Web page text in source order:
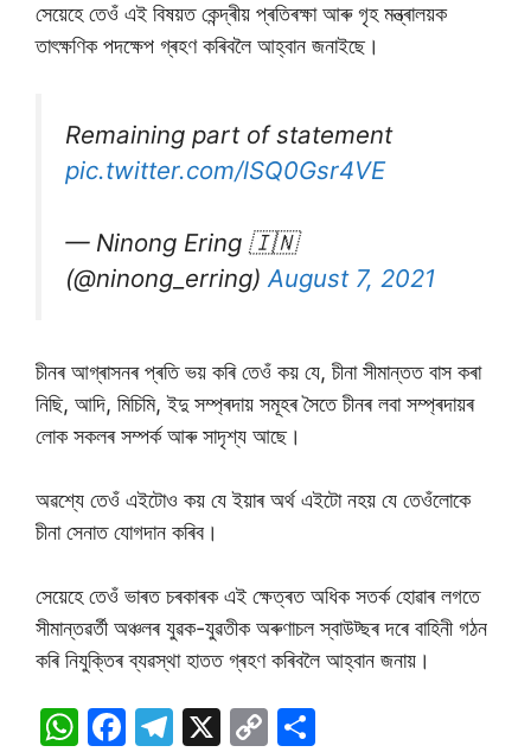
সেয়েহে তেওঁ এই বিষয়ত কেন্দ্ৰীয় প্ৰতিৰক্ষা আৰু গৃহ মন্ত্ৰালয়ক
তাৎক্ষণিক পদক্ষেপ গ্ৰহণ কৰিবলৈ আহ্বান জনাইছে।
Remaining part of statement
pic.twitter.com/lSQ0Gsr4VE
— Ninong Ering 🇮🇳
(@ninong_erring) August 7, 2021
চীনৰ আগ্ৰাসনৰ প্ৰতি ভয় কৰি তেওঁ কয় যে, চীনা সীমান্তত বাস কৰা
নিছি, আদি, মিচিমি, ইদু সম্প্ৰদায় সমূহৰ সৈতে চীনৰ লবা সম্প্ৰদায়ৰ
লোক সকলৰ সম্পৰ্ক আৰু সাদৃশ্য আছে।
অৱশ্যে তেওঁ এইটোও কয় যে ইয়াৰ অৰ্থ এইটো নহয় যে তেওঁলোকে
চীনা সেনাত যোগদান কৰিব।
সেয়েহে তেওঁ ভাৰত চৰকাৰক এই ক্ষেত্ৰত অধিক সতৰ্ক হােৱাৰ লগতে
সীমান্তৱৰ্তী অঞ্চলৰ যুৱক-যুৱতীক অৰুণাচল স্বাউট্ছৰ দৰে বাহিনী গঠন
কৰি নিযুক্তিৰ ব্যৱস্থা হাতত গ্ৰহণ কৰিবলৈ আহ্বান জনায়।
W F
T
X
C